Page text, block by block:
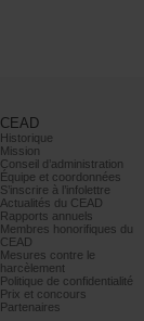
CEAD
Historique
Mission
Conseild’administration
Équipeetcoordonnées
S’inscrireàl’infolettre
ActualitésduCEAD
Rapportsannuels
Membreshonorifiquesdu
CEAD
Mesurescontrele
harcèlement
Politiquedeconfidentialité
Prixetconcours
Partenaires